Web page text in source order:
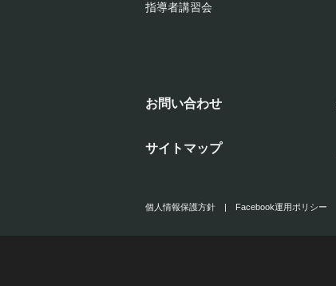
指導者講習会
お問い合わせ
サイトマップ
個人情報保護方針 | Facebook運用ポリシー